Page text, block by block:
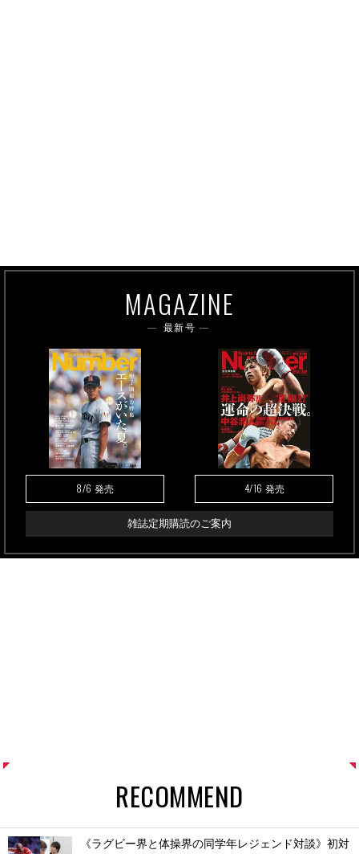
MAGAZINE
最新号
8/6 発売 4/16 発売
雑誌定期購読のご案内
RECOMMEND
《ラグビー界と体操界の同学年レジェンド対談》初対